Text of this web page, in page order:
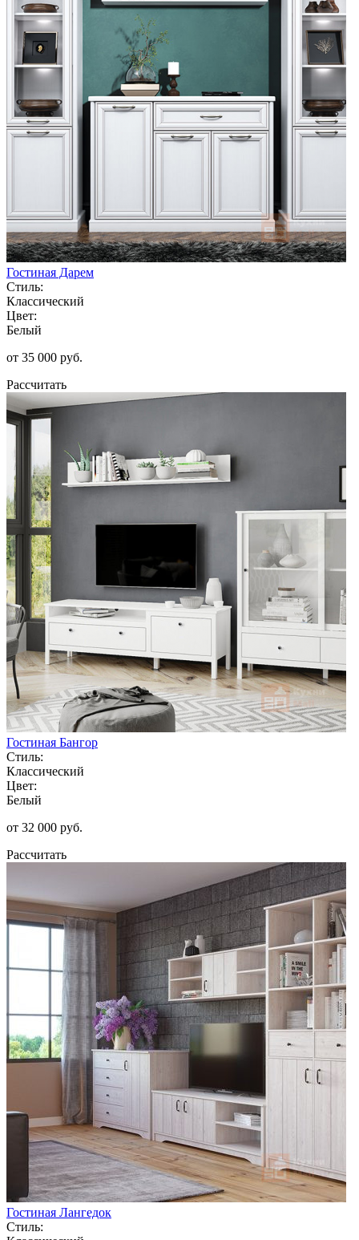
Гостиная Дарем
Стиль:
Классический
Цвет:
Белый
от 35 000 руб.
Рассчитать
Гостиная Бангор
Стиль:
Классический
Цвет:
Белый
от 32 000 руб.
Рассчитать
Гостиная Лангедок
Стиль: